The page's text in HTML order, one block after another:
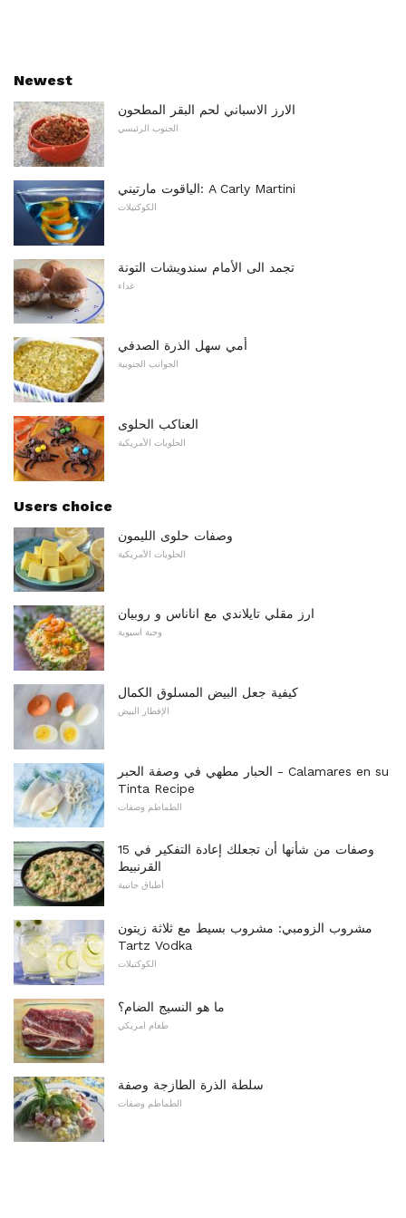
Newest
الارز الاسباني لحم البقر المطحون
الجنوب الرئيسي
الياقوت مارتيني: A Carly Martini
الكوكتيلات
تجمد الى الأمام سندويشات التونة
غداء
أمي سهل الذرة الصدفي
الجوانب الجنوبية
العناكب الحلوى
الحلويات الأمريكية
Users choice
وصفات حلوى الليمون
الحلويات الأمريكية
ارز مقلي تايلاندي مع اناناس و روبيان
وجبة اسيوية
كيفية جعل البيض المسلوق الكمال
الإفطار البيض
الحبار مطهي في وصفة الحبر - Calamares en su
Tinta Recipe
الطماطم وصفات
15 وصفات من شأنها أن تجعلك إعادة التفكير في
القرنبيط
أطباق جانبية
مشروب الزومبي: مشروب بسيط مع ثلاثة زيتون
Tartz Vodka
الكوكتيلات
ما هو النسيج الضام؟
طعام امريكي
سلطة الذرة الطازجة وصفة
الطماطم وصفات